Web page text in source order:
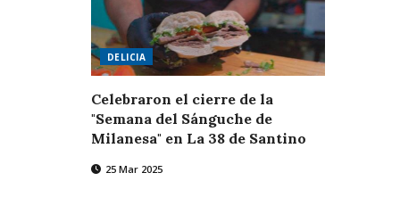
DELICIA
Celebraron el cierre de la
"Semana del Sánguche de
Milanesa" en La 38 de Santino
25 Mar 2025